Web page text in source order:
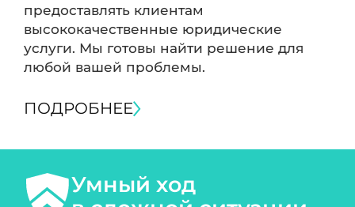
предоставлять клиентам
высококачественные юридические
услуги. Мы готовы найти решение для
любой вашей проблемы.
ПОДРОБНЕЕ
Умный ход